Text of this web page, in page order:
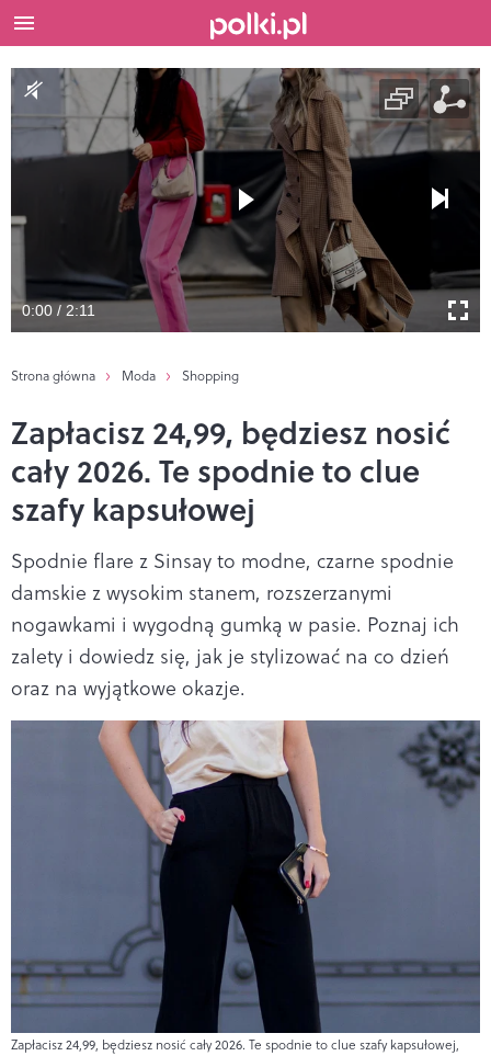
0:00 / 2:11
Strona główna Moda Shopping
Zapłacisz 24,99, będziesz nosić
cały 2026. Te spodnie to clue
szafy kapsułowej
Spodnie flare z Sinsay to modne, czarne spodnie
damskie z wysokim stanem, rozszerzanymi
nogawkami i wygodną gumką w pasie. Poznaj ich
zalety i dowiedz się, jak je stylizować na co dzień
oraz na wyjątkowe okazje.
Zapłacisz 24,99, będziesz nosić cały 2026. Te spodnie to clue szafy kapsułowej,